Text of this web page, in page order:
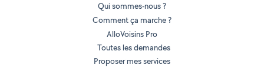
Qui sommes-nous ?
Comment ça marche ?
AlloVoisins Pro
Toutes les demandes
Proposer mes services